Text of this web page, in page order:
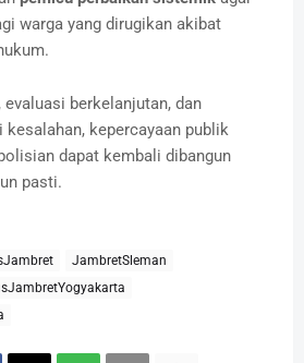
warga yang dirugikan akibat
evaluasi berkelanjutan, dan
kesalahan, kepercayaan publik
dapat kembali dibangun
pasti.
JambretSleman